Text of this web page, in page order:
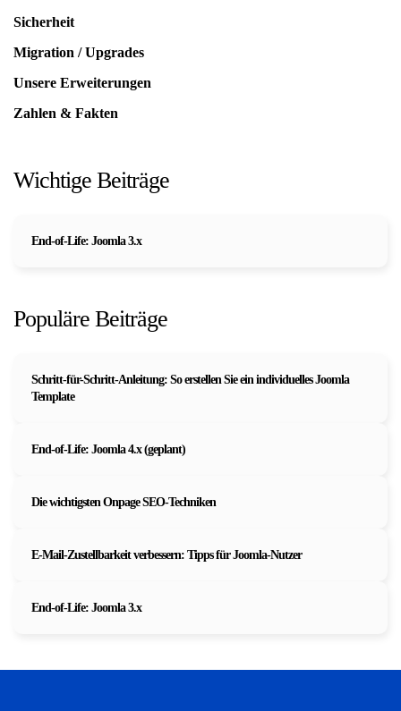
Sicherheit
Migration / Upgrades
Unsere Erweiterungen
Zahlen & Fakten
Wichtige Beiträge
End-of-Life: Joomla 3.x
Populäre Beiträge
Schritt-für-Schritt-Anleitung: So erstellen Sie ein individuelles Joomla
Template
End-of-Life: Joomla 4.x (geplant)
Die wichtigsten Onpage SEO-Techniken
E-Mail-Zustellbarkeit verbessern: Tipps für Joomla-Nutzer
End-of-Life: Joomla 3.x